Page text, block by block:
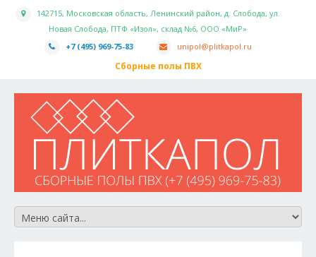
142715, Московская область, Ленинский район, д. Слобода, ул.
Новая Слобода, ПТФ «Изол», склад №6, ООО «МиР»
+7 (495) 969-75-83
unipol@plitkapol.ru
Сборные полы ПВХ